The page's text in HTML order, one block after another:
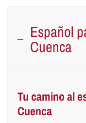
Español
Cuenca
Tu camino al
Cuenca